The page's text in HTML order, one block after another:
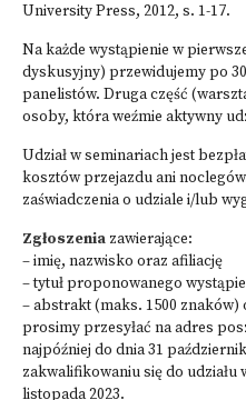
University Press, 2012, s. 1-17.
Na każde wystąpienie w
dyskusyjny) przewidujemy po
panelistów. Druga część
osoby, która weźmie aktywny
Udział w seminariach jest
kosztów przejazdu ani
zaświadczenia o udziale i/lub
Zgłoszenia zawierające:
– imię, nazwisko oraz afiliację
– tytuł proponowanego
– abstrakt (maks. 1500 znaków)
prosimy przesyłać na adres
najpóźniej do dnia 31
zakwalifikowaniu się do udziału
listopada 2023.